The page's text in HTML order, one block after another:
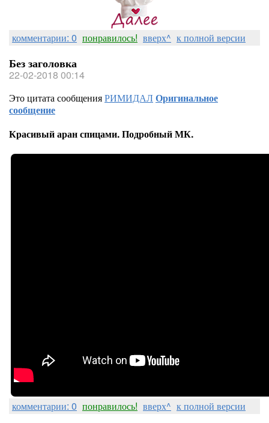
комментарии: 0 понравилось! вверх^ к полной версии
Без заголовка
22-02-2018 00:14
Это цитата сообщенияРИМИДАЛОригинальное
сообщение
Красивый аран спицами. Подробный МК.
комментарии: 0 понравилось! вверх^ к полной версии